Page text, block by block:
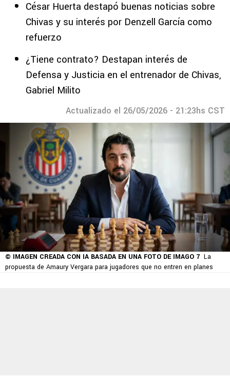
César Huerta destapó buenas noticias sobre
Chivas y su interés por Denzell García como
refuerzo
¿Tiene contrato? Destapan interés de
Defensa y Justicia en el entrenador de Chivas,
Gabriel Milito
Actualizado el 26/05/2026 - 21:23hs CST
© IMAGEN CREADA CON IA BASADA EN UNA FOTO DE IMAGO 7 La
propuesta de Amaury Vergara para jugadores que no entren en planes